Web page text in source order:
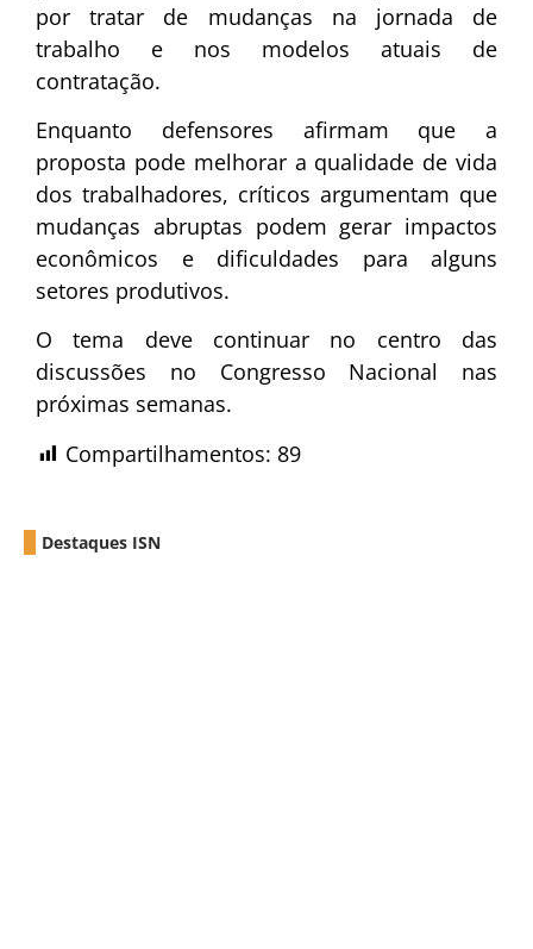
por tratar de mudanças na jornada de
trabalho e nos modelos atuais de
contratação.
Enquanto defensores afirmam que a
proposta pode melhorar a qualidade de vida
dos trabalhadores, críticos argumentam que
mudanças abruptas podem gerar impactos
econômicos e dificuldades para alguns
setores produtivos.
O tema deve continuar no centro das
discussões no Congresso Nacional nas
próximas semanas.
Compartilhamentos: 89
Destaques ISN